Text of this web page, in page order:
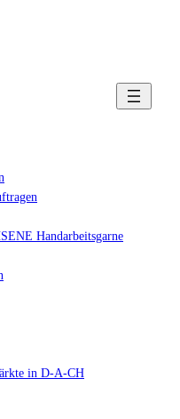
Handarbeitsgarne
in D-A-CH